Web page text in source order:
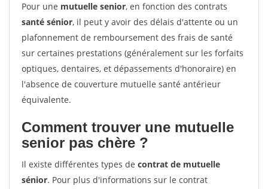
Pour une mutuelle senior, en fonction des contrats
santé sénior, il peut y avoir des délais d'attente ou un
plafonnement de remboursement des frais de santé
sur certaines prestations (généralement sur les forfaits
optiques, dentaires, et dépassements d'honoraire) en
l'absence de couverture mutuelle santé antérieur
équivalente.
Comment trouver une mutuelle
senior pas chère ?
Il existe différentes types de contrat de mutuelle
sénior. Pour plus d'informations sur le contrat